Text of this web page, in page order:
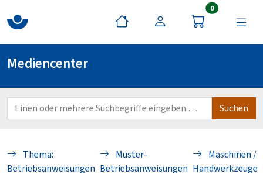
0Artikel im
Mediencenter
Thema:
Betriebsanweisungen
Muster-
Betriebsanweisungen
Maschinen /
Handwerkzeuge